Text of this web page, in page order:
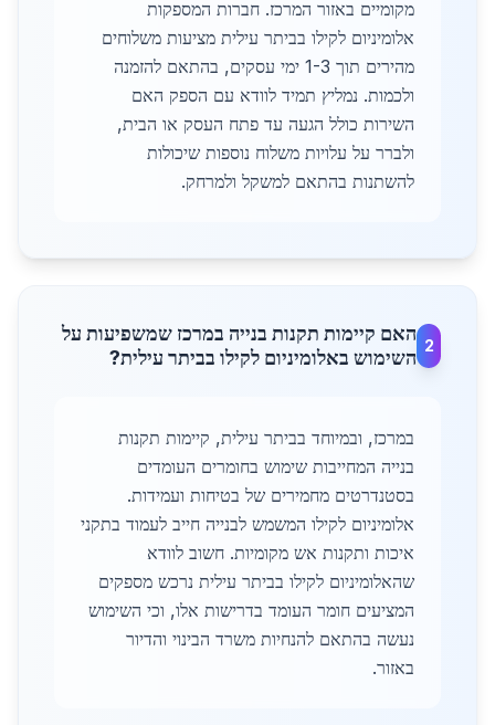
מקומיים באזור המרכז. חברות המספקות
אלומיניום לקילו בביתר עילית מציעות משלוחים
מהירים תוך 1-3 ימי עסקים, בהתאם להזמנה
ולכמות. נמליץ תמיד לוודא עם הספק האם
השירות כולל הגעה עד פתח העסק או הבית,
ולברר על עלויות משלוח נוספות שיכולות
להשתנות בהתאם למשקל ולמרחק.
2
האם קיימות תקנות בנייה במרכז שמשפיעות על
השימוש באלומיניום לקילו בביתר עילית?
במרכז, ובמיוחד בביתר עילית, קיימות תקנות
בנייה המחייבות שימוש בחומרים העומדים
בסטנדרטים מחמירים של בטיחות ועמידות.
אלומיניום לקילו המשמש לבנייה חייב לעמוד בתקני
איכות ותקנות אש מקומיות. חשוב לוודא
שהאלומיניום לקילו בביתר עילית נרכש מספקים
המציעים חומר העומד בדרישות אלו, וכי השימוש
נעשה בהתאם להנחיות משרד הבינוי והדיור
באזור.